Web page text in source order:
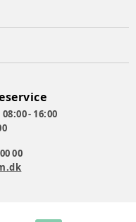
- 16:00
00